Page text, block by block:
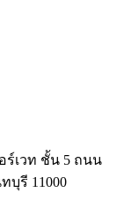
ร์เวท ชั้น 5 ถนน
บุรี 11000